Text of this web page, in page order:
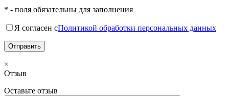
* - поля обязательны для заполнения
Я согласен сПолитикой обработки персональных данных
×
Отзыв
Оставьте отзыв